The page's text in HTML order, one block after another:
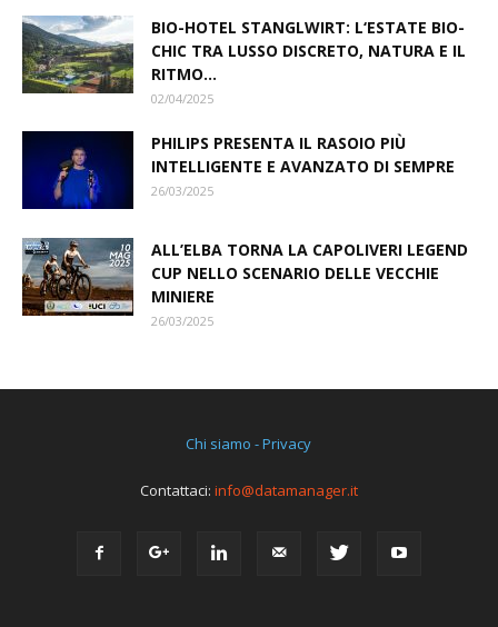
BIO-HOTEL STANGLWIRT: L‘ESTATE BIO-
CHIC TRA LUSSO DISCRETO, NATURA E IL
RITMO...
02/04/2025
PHILIPS PRESENTA IL RASOIO PIÙ
INTELLIGENTE E AVANZATO DI SEMPRE
26/03/2025
ALL’ELBA TORNA LA CAPOLIVERI LEGEND
CUP NELLO SCENARIO DELLE VECCHIE
MINIERE
26/03/2025
Chi siamo - Privacy
Contattaci: info@datamanager.it